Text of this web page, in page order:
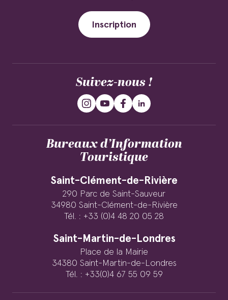
Inscription
Suivez-nous !
Bureaux d’Information
Touristique
Saint-Clément-de-Rivière
290 Parc de Saint-Sauveur
34980 Saint-Clément-de-Rivière
Tél. : +33 (0)4 48 20 05 28
Saint-Martin-de-Londres
Place de la Mairie
34380 Saint-Martin-de-Londres
Tél. : +33(0)4 67 55 09 59